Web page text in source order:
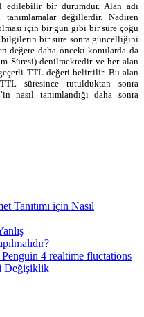
bir durumdur. Alan adı
değillerdir. Nadiren
için bir gün gibi bir süre çoğu
bir süre sonra güncelliğini
daha önceki konularda da
Süresi) denilmektedir ve her alan
geçerli TTL değeri belirtilir. Bu alan
süresince tutulduktan sonra
tanımlandığı daha sonra
Tanıtımı için Nasıl
4 realtime fluctations
Değişiklik